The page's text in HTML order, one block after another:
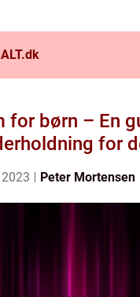
dk
for børn – En
for
Peter Mortensen